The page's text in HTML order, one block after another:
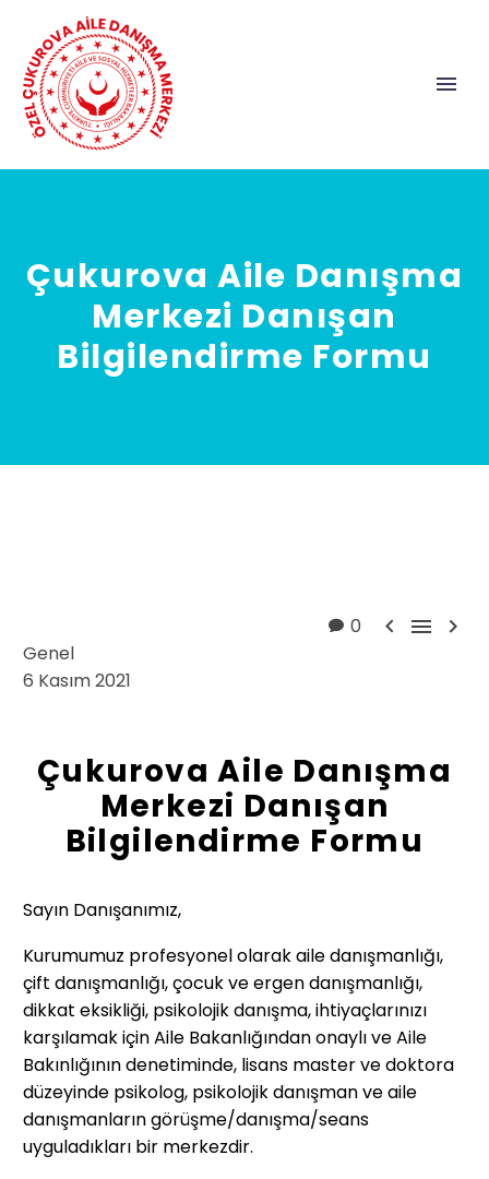
Çukurova Aile Danışma
Merkezi Danışan
Bilgilendirme Formu
0   
Genel
6 Kasım 2021
Çukurova Aile Danışma
Merkezi Danışan
Bilgilendirme Formu
Sayın Danışanımız,
Kurumumuz profesyonel olarak aile danışmanlığı,
çift danışmanlığı, çocuk ve ergen danışmanlığı,
dikkat eksikliği, psikolojik danışma, ihtiyaçlarınızı
karşılamak içinAile Bakanlığındanonaylı ve Aile
Bakınlığının denetiminde, lisans master ve doktora
düzeyinde psikolog, psikolojik danışman ve aile
danışmanların görüşme/danışma/seans
uyguladıkları bir merkezdir.